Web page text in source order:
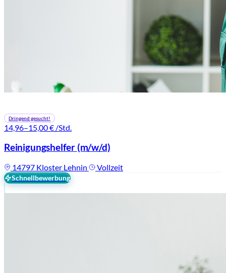
Dringend gesucht!
14,96–15,00 € /Std.
Reinigungshelfer (m/w/d)
14797 Kloster Lehnin Vollzeit
Schnellbewerbung